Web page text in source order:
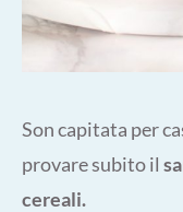
Son capitata per
provare subito il
cereali.